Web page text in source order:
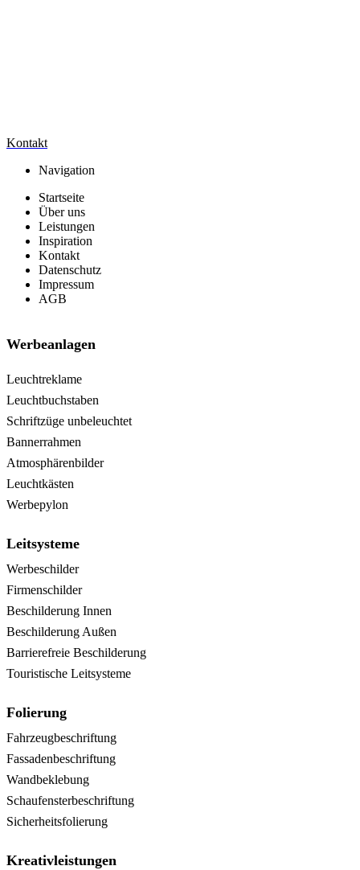
Kontakt
Navigation
Startseite
Über uns
Leistungen
Inspiration
Kontakt
Datenschutz
Impressum
AGB
Werbeanlagen
Leuchtreklame
Leuchtbuchstaben
Schriftzüge unbeleuchtet
Bannerrahmen
Atmosphärenbilder
Leuchtkästen
Werbepylon
Leitsysteme
Werbeschilder
Firmenschilder
Beschilderung Innen
Beschilderung Außen
Barrierefreie Beschilderung
Touristische Leitsysteme
Folierung
Fahrzeugbeschriftung
Fassadenbeschriftung
Wandbeklebung
Schaufensterbeschriftung
Sicherheitsfolierung
Kreativleistungen